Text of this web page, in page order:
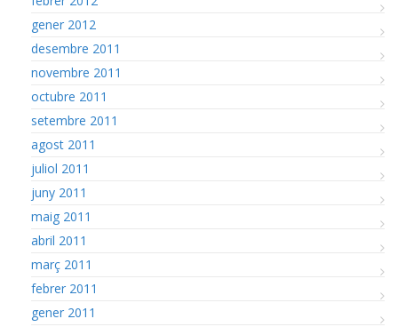
gener 2012
desembre 2011
novembre 2011
octubre 2011
setembre 2011
agost 2011
juliol 2011
juny 2011
maig 2011
abril 2011
març 2011
febrer 2011
gener 2011